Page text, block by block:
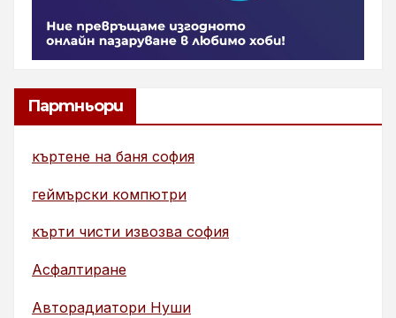
Партньори
къртене на баня софия
геймърски компютри
кърти чисти извозва софия
Асфалтиране
Авторадиатори Нуши